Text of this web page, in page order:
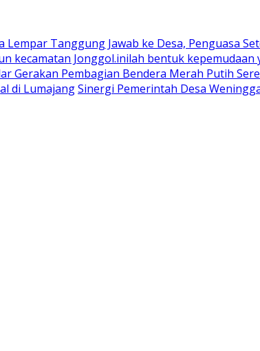
Lempar Tanggung Jawab ke Desa, Penguasa
kecamatan Jonggol.inilah bentuk kepemudaan
Gerakan Pembagian Bendera Merah Putih
di LumajangSinergi Pemerintah Desa